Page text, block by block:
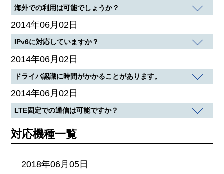
海外での利用は可能でしょうか？
2014年06月02日
IPv6に対応していますか？
2014年06月02日
ドライバ認識に時間がかかることがあります。
2014年06月02日
LTE固定での通信は可能ですか？
対応機種一覧
2018年06月05日